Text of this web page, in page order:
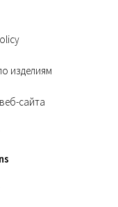
изделиям
сайта